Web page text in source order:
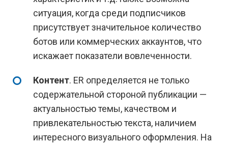
ситуация, когда среди подписчиков
присутствует значительное количество
ботов или коммерческих аккаунтов, что
искажает показатели вовлеченности.
Контент. ER определяется не только
содержательной стороной публикации —
актуальностью темы, качеством и
привлекательностью текста, наличием
интересного визуального оформления. На